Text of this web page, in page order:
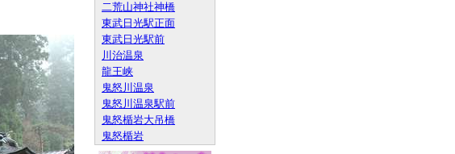
二荒山神社神橋
東武日光駅正面
東武日光駅前
川治温泉
龍王峡
鬼怒川温泉
鬼怒川温泉駅前
鬼怒楯岩大吊橋
鬼怒楯岩